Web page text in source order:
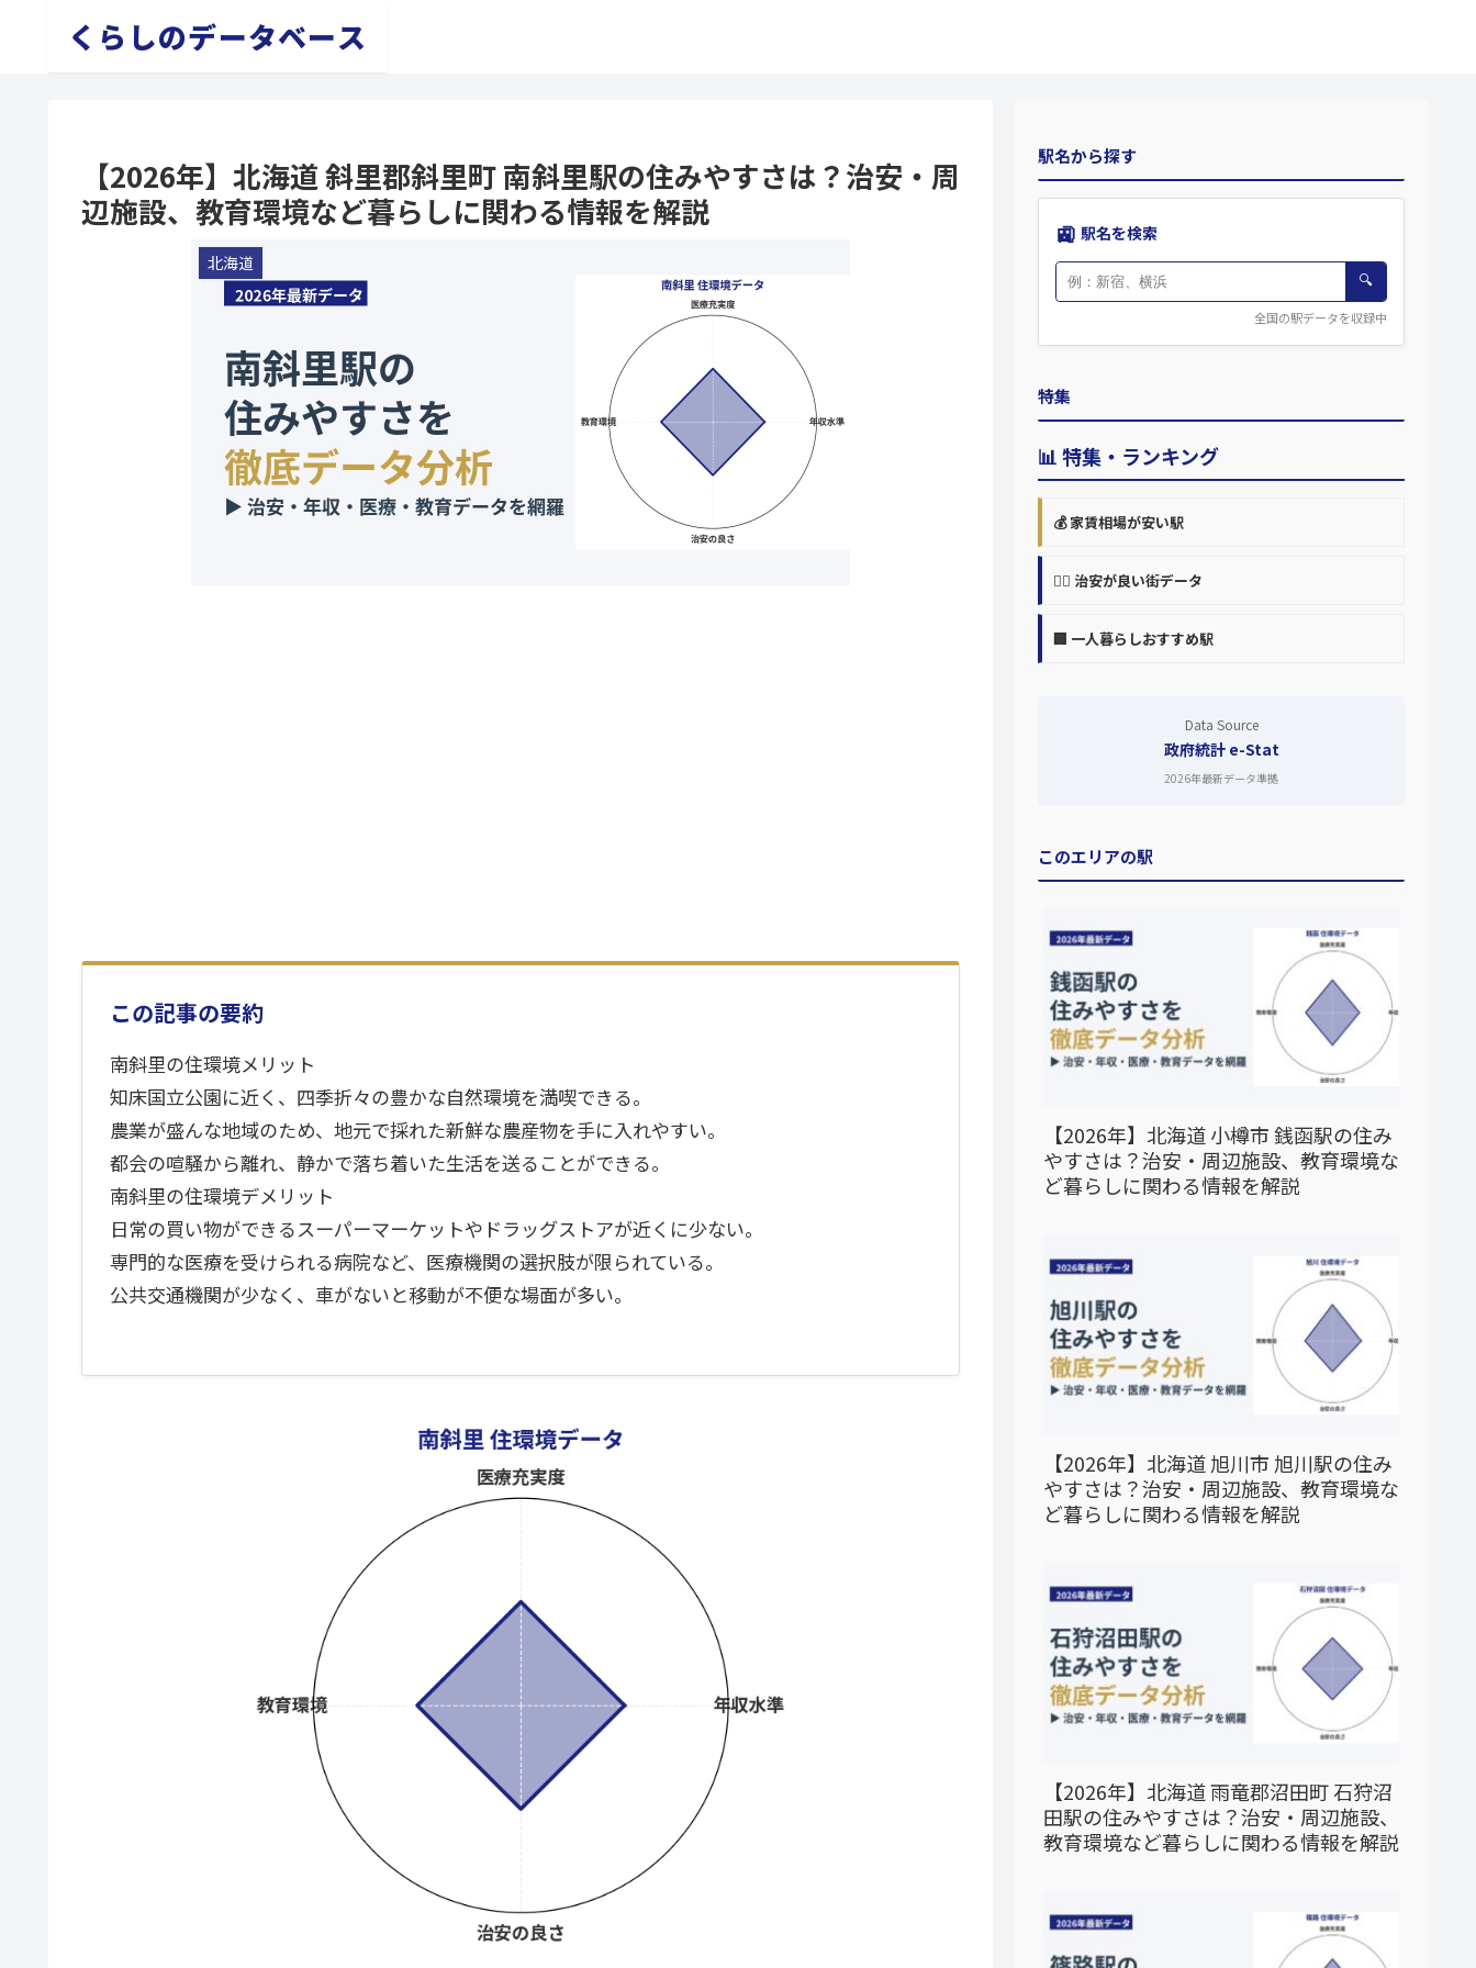
くらしのデータベース
【2026年】北海道 斜里郡斜里町 南斜里駅の住みやすさは？治安・周
辺施設、教育環境など暮らしに関わる情報を解説
北海道
この記事の要約
南斜里の住環境メリット
知床国立公園に近く、四季折々の豊かな自然環境を満喫できる。
農業が盛んな地域のため、地元で採れた新鮮な農産物を手に入れやすい。
都会の喧騒から離れ、静かで落ち着いた生活を送ることができる。
南斜里の住環境デメリット
日常の買い物ができるスーパーマーケットやドラッグストアが近くに少ない。
専門的な医療を受けられる病院など、医療機関の選択肢が限られている。
公共交通機関が少なく、車がないと移動が不便な場面が多い。
駅名から探す
🚉 駅名を検索
🔍
全国の駅データを収録中
特集
📊 特集・ランキング
💰 家賃相場が安い駅
👮‍♀️ 治安が良い街データ
🏢 一人暮らしおすすめ駅
Data Source
政府統計 e-Stat
2026年最新データ準拠
このエリアの駅
【2026年】北海道 小樽市 銭函駅の住み
やすさは？治安・周辺施設、教育環境な
ど暮らしに関わる情報を解説
【2026年】北海道 旭川市 旭川駅の住み
やすさは？治安・周辺施設、教育環境な
ど暮らしに関わる情報を解説
【2026年】北海道 雨竜郡沼田町 石狩沼
田駅の住みやすさは？治安・周辺施設、
教育環境など暮らしに関わる情報を解説